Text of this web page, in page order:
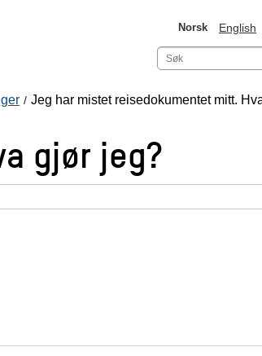
Norsk English
Jeg har mistet reisedokumentet mitt.
gjør jeg?